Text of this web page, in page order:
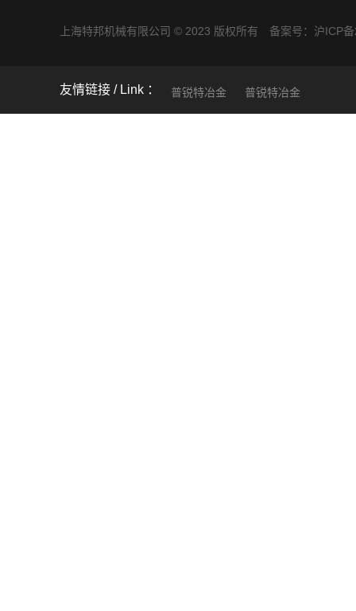
上海特邦机械有限公司 © 2023 版权所有 备案号： 沪ICP
友情链接 普锐特冶金 普锐特冶金